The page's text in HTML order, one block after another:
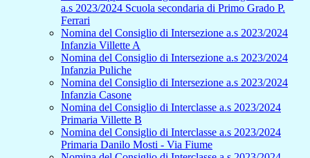
a.s 2023/2024 Scuola secondaria di Primo Grado P.
Ferrari
Nomina del Consiglio di Intersezione a.s 2023/2024
Infanzia Villette A
Nomina del Consiglio di Intersezione a.s 2023/2024
Infanzia Puliche
Nomina del Consiglio di Intersezione a.s 2023/2024
Infanzia Casone
Nomina del Consiglio di Interclasse a.s 2023/2024
Primaria Villette B
Nomina del Consiglio di Interclasse a.s 2023/2024
Primaria Danilo Mosti - Via Fiume